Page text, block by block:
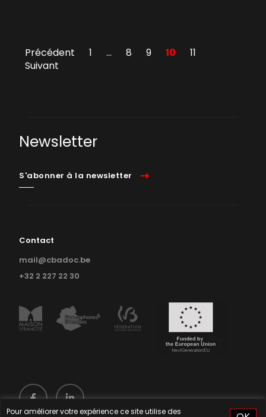
Précédent 1 … 8 9 10
11
Suivant
Newsletter
S'abonner à la newsletter
Contact
mail@cbadoc.be
+32 2 227 22 30
Pour améliorer votre expérience ce site utilise des